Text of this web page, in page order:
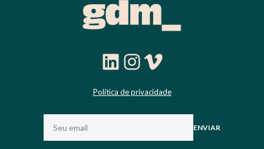
LinkedIn
Instagram
Vimeo
Política de privacidade